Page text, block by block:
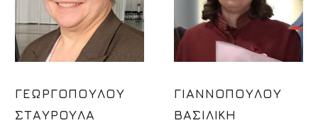
ΓΕΩΡΓΟΠΟΥΛΟΥ
ΣΤΑΥΡΟΥΛΑ
ΓΙΑΝΝΟΠΟΥΛΟΥ
ΒΑΣΙΛΙΚΗ